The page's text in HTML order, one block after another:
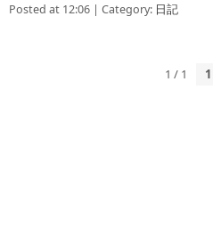
Posted at 12:06 | Category: 日記
1 / 1 1